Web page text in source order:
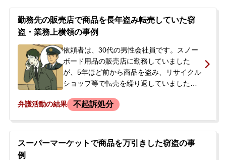
の、後日再び呼び出しを受ける予定となっ
ていました。依頼者はどの家で盗んだかに
ついての記憶が曖昧な状態でした。今後の
捜査や報道への不安から、早期解決を望
み、ご両親と共に当事務所へ相談、依頼さ
れることとなりました。
勤務先の販売店で商品を長年盗み転売していた窃
盗・業務上横領の事例
依頼者は、30代の男性会社員です。スノー
ボード用品の販売店に勤務していました
が、5年ほど前から商品を盗み、リサイクル
ショップ等で転売を繰り返していました。
いました。警察が転売先を捜査したことで
処分を受け、被害届も提出されたため、今
後の刑事処分、特に起訴されることを回避
弁護活動の結果 不起訴処分
スーパーマーケットで商品を万引きした窃盗の事
例